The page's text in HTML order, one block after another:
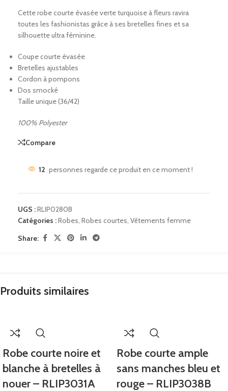
Cette robe courte évasée verte turquoise à fleurs ravira
toutes les fashionistas grâce à ses bretelles fines et sa
silhouette ultra féminine.
Coupe courte évasée
Bretelles ajustables
Cordon à pompons
Dos smocké
Taille unique (36/42)
100% Polyester
Compare
12 personnes regarde ce produit en ce moment !
UGS :RLIP0280B
Catégories :Robes, Robes courtes, Vêtements femme
Share:
Produits similaires
Robe courte noire et
blanche à bretelles à
nouer – RLIP3031A
Robe courte ample
sans manches bleu et
rouge – RLIP3038B